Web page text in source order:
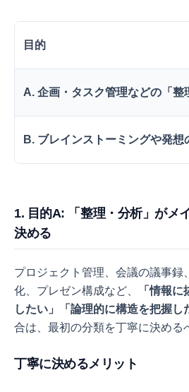
目的
A. 企画・タスク管理などの「整
B. ブレインストーミングや発想
1. 目的A: 「整理・分析」がメ
決める
プロジェクト管理、会議の議事録
化、プレゼン構成など、
「情報
したい」「論理的に構造を把握し
合は、最初の分類を丁寧に決める
丁寧に決めるメリット